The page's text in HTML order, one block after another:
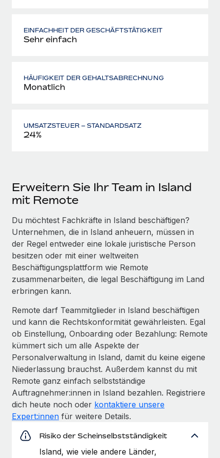
EINFACHHEIT DER GESCHÄFTSTÄTIGKEIT
Sehr einfach
HÄUFIGKEIT DER GEHALTSABRECHNUNG
Monatlich
UMSATZSTEUER – STANDARDSATZ
24%
Erweitern Sie Ihr Team in Island
mit Remote
Du möchtest Fachkräfte in Island beschäftigen?
Unternehmen, die in Island anheuern, müssen in
der Regel entweder eine lokale juristische Person
besitzen oder mit einer weltweiten
Beschäftigungsplattform wie Remote
zusammenarbeiten, die legal Beschäftigung im Land
erbringen kann.
Remote darf Teammitglieder in Island beschäftigen
und kann die Rechtskonformität gewährleisten. Egal
ob Einstellung, Onboarding oder Bezahlung: Remote
kümmert sich um alle Aspekte der
Personalverwaltung in Island, damit du keine eigene
Niederlassung brauchst. Außerdem kannst du mit
Remote ganz einfach selbstständige
Auftragnehmer:innen in Island bezahlen. Registriere
dich heute noch oder kontaktiere unsere
Expert:innen für weitere Details.
Risiko der Scheinselbstständigkeit
Island, wie viele andere Länder,